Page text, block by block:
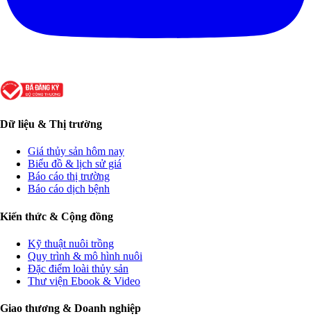
Dữ liệu & Thị trường
Giá thủy sản hôm nay
Biểu đồ & lịch sử giá
Báo cáo thị trường
Báo cáo dịch bệnh
Kiến thức & Cộng đồng
Kỹ thuật nuôi trồng
Quy trình & mô hình nuôi
Đặc điểm loài thủy sản
Thư viện Ebook & Video
Giao thương & Doanh nghiệp